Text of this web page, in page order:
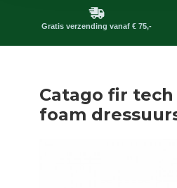
Gratis verzending vanaf € 75,-
Catago fir
foam